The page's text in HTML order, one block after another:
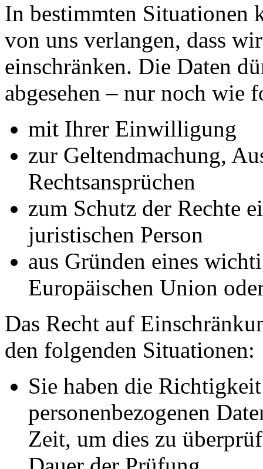
In bestimmten Situationen
von uns verlangen, dass
einschränken. Die Daten
abgesehen – nur noch wie
mit Ihrer Einwilligung
zur Geltendmachung,
Rechtsansprüchen
zum Schutz der Rechte
juristischen Person
aus Gründen eines
Europäischen Union
Das Recht auf
den folgenden Situationen:
Sie haben die
personenbezogenen
Zeit, um dies zu